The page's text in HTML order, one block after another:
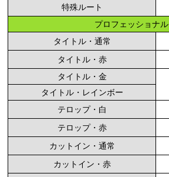
特殊ルート
プロフェッショナル
タイトル・通常
タイトル・赤
タイトル・金
タイトル・レインボー
テロップ・白
テロップ・赤
カットイン・通常
カットイン・赤